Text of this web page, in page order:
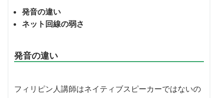
発音の違い
ネット回線の弱さ
発音の違い
フィリピン人講師はネイティブスピーカーではないの